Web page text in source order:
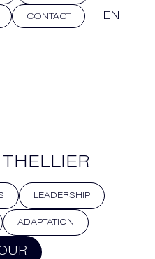
CONTACT EN
LEADERSHIP
ADAPTATION